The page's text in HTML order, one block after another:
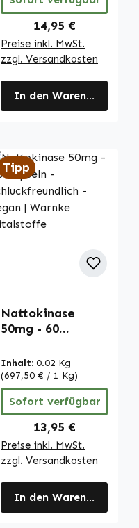
Warnke
Vitalstoffe
Regulärer Preis:
14,95 €
Preise inkl. MwSt.
zzgl. Versandkosten
In den Warenkorb
Tipp
Nattokinase
50mg - 60
schluckfreundlich
- vegan | Warnke
Vitalstoffe
Inhalt: 0.02 Kg
(697,50 € / 1 Kg)
Sofort verfügbar
Regulärer Preis:
13,95 €
Preise inkl. MwSt.
zzgl. Versandkosten
In den Warenkorb